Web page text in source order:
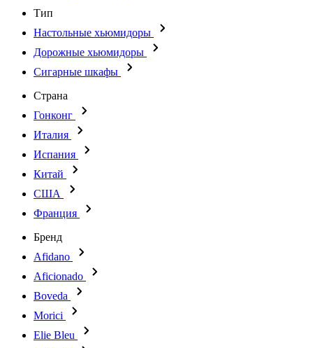
Тип
Настольные хьюмидоры
Дорожные хьюмидоры
Сигарные шкафы
Страна
Гонконг
Италия
Испания
Китай
США
Франция
Бренд
Afidano
Aficionado
Boveda
Morici
Elie Bleu